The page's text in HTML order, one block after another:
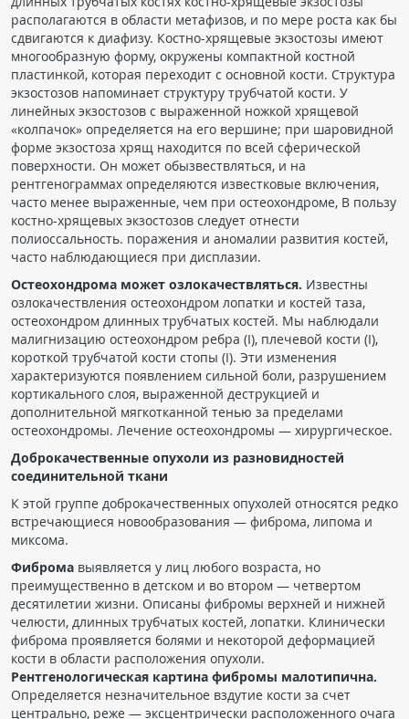
располагаются в области метафизов, и по мере роста как бы
сдвигаются к диафизу. Костно-хрящевые экзостозы имеют
многообразную форму, окружены компактной костной
пластинкой, которая переходит с основной кости. Структура
экзостозов напоминает структуру трубчатой кости. У
линейных экзостозов с выраженной ножкой хрящевой
«колпачок» определяется на его вершине; при шаровидной
форме экзостоза хрящ находится по всей сферической
поверхности. Он может обызвествляться, и на
рентгенограммах определяются известковые включения,
часто менее выраженные, чем при остеохондроме, В пользу
костно-хрящевых экзостозов следует отнести
полиоссальность. поражения и аномалии развития костей,
часто наблюдающиеся при дисплазии.
Остеохондрома может озлокачествляться. Известны
озлокачествления остеохондром лопатки и костей таза,
остеохондром длинных трубчатых костей. Мы наблюдали
малигнизацию остеохондром ребра (I), плечевой кости (I),
короткой трубчатой кости стопы (I). Эти изменения
характеризуются появлением сильной боли, разрушением
кортикального слоя, выраженной деструкцией и
дополнительной мягкотканной тенью за пределами
остеохондромы. Лечение остеохондромы — хирургическое.
Доброкачественные опухоли из разновидностей
соединительной ткани
К этой группе доброкачественных опухолей относятся редко
встречающиеся новообразования — фиброма, липома и
миксома.
Фиброма выявляется у лиц любого возраста, но
преимущественно в детском и во втором — четвертом
десятилетии жизни. Описаны фибромы верхней и нижней
челюсти, длинных трубчатых костей, лопатки. Клинически
фиброма проявляется болями и некоторой деформацией
кости в области расположения опухоли.
Рентгенологическая картина фибромы малотипична.
Определяется незначительное вздутие кости за счет
центрально, реже — эксцентрически расположенного очага